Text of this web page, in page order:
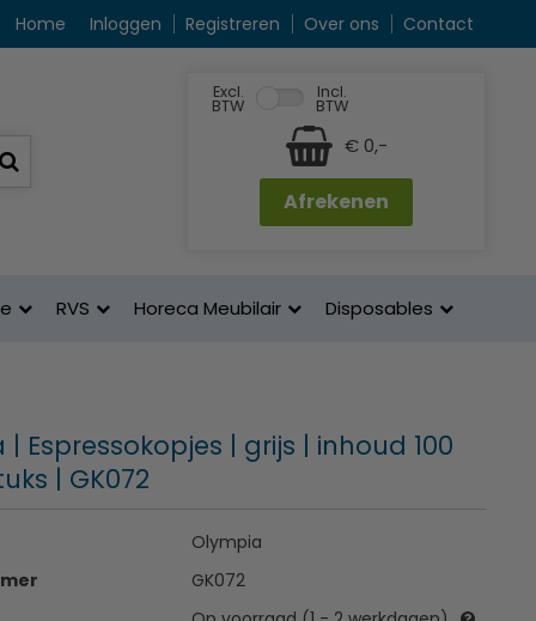
Home Inloggen Registreren Over ons Contact
Excl.
BTW
Incl.
BTW
€ 0,-
Afrekenen
RVS Horeca Meubilair Disposables
Espressokopjes | grijs | inhoud 100
| GK072
Olympia
GK072